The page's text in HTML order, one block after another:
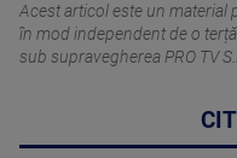
Acest articol este un material
în mod independent de o
sub supravegherea PRO TV